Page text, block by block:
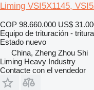
Liming VSI5X1145,
COP 98.660.000 US$
Equipo de trituración -
Estado nuevo
China, Zheng Zhou Shi
Liming Heavy Industry
Contacte con el vendedor